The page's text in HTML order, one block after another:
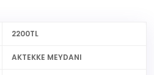
2200TL
AKTEKKE MEYDANI